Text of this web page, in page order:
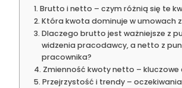
Brutto i netto – czym różnią się te
Która kwota dominuje w umowach
Dlaczego brutto jest ważniejsze z
widzenia pracodawcy, a netto z
pracownika?
Zmienność kwoty netto – kluczowe
Przejrzystość i trendy –